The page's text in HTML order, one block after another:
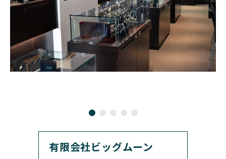
ALAIN SILBERSTEIN
アラン・シルベスタイン
CITIZEN
シチズン
BREITLING
ブライトリング
BRUNO SOHNLE Glash
utte
ブルーノ・ゾンレー・ グ
ラスヒュッテ
BULOVA
ブローバ
BVLGARI
ブルガリ
CHANEL
シャネル
CHOPARD
ショパール
有限会社ビッグムーン